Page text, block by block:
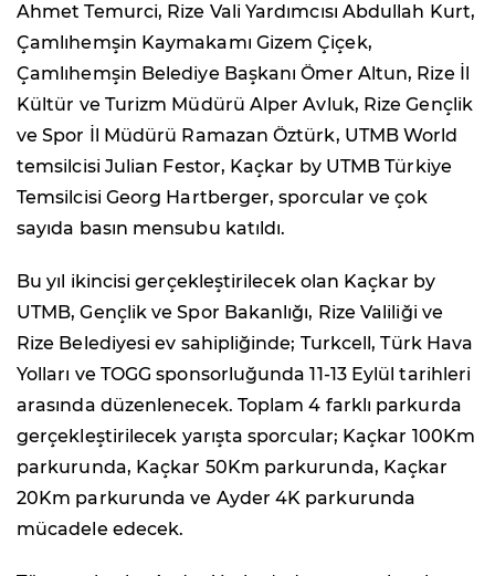
Ahmet Temurci, Rize Vali Yardımcısı Abdullah Kurt,
Çamlıhemşin Kaymakamı Gizem Çiçek,
Çamlıhemşin Belediye Başkanı Ömer Altun, Rize İl
Kültür ve Turizm Müdürü Alper Avluk, Rize Gençlik
ve Spor İl Müdürü Ramazan Öztürk, UTMB World
temsilcisi Julian Festor, Kaçkar by UTMB Türkiye
Temsilcisi Georg Hartberger, sporcular ve çok
sayıda basın mensubu katıldı.
Bu yıl ikincisi gerçekleştirilecek olan Kaçkar by
UTMB, Gençlik ve Spor Bakanlığı, Rize Valiliği ve
Rize Belediyesi ev sahipliğinde; Turkcell, Türk Hava
Yolları ve TOGG sponsorluğunda 11-13 Eylül tarihleri
arasında düzenlenecek. Toplam 4 farklı parkurda
gerçekleştirilecek yarışta sporcular; Kaçkar 100Km
parkurunda, Kaçkar 50Km parkurunda, Kaçkar
20Km parkurunda ve Ayder 4K parkurunda
mücadele edecek.